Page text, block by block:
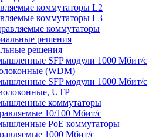
коммутаторы L2
коммутаторы L3
коммутаторы
решения
SFP модули 1000 Мбит/c
(WDM)
SFP модули 1000 Мбит/c
UTP
коммутаторы
10/100 Мбит/с
PoE коммутаторы
1000 Мбит/с